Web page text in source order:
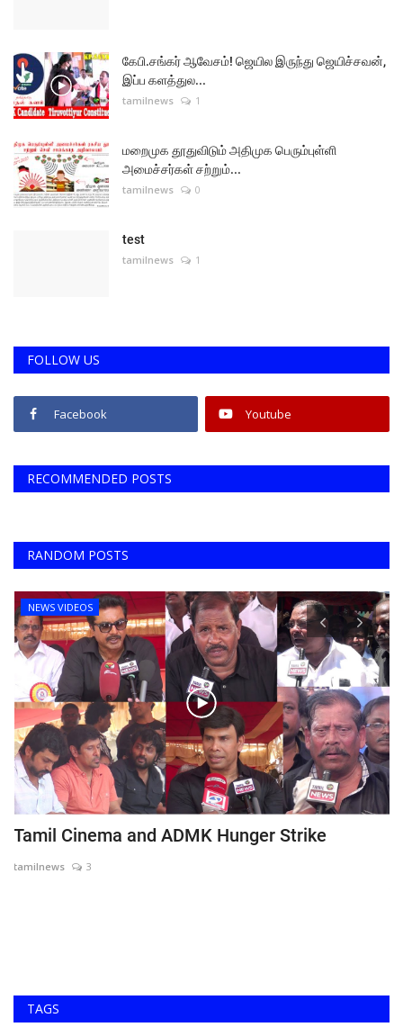
கேபி.சங்கர் ஆவேசம்! ஜெயில இருந்து ஜெயிச்சவன்,
இப்ப களத்துல...
tamilnews 1
மறைமுக தூதுவிடும் அதிமுக பெரும்புள்ளி
அமைச்சர்கள் சற்றும்...
tamilnews 0
test
tamilnews 1
FOLLOW US
Facebook Youtube
RECOMMENDED POSTS
RANDOM POSTS
NEWS VIDEOS
Tamil Cinema and ADMK Hunger Strike
tamilnews 3
TAGS